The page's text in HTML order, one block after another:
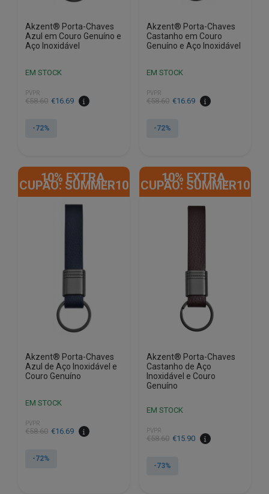
Akzent® Porta-Chaves
Azul em Couro Genuíno e
Aço Inoxidável
EM STOCK
PVPR
€58.60
O
original
€16.69
O
atual
-72%
Akzent® Porta-Chaves
Castanho em Couro
Genuíno e Aço Inoxidável
EM STOCK
PVPR
€58.60
O
original
€16.69
O
atual
-72%
10% EXTRA,
CUPÃO: SUMMER10
Akzent® Porta-Chaves
Azul de Aço Inoxidável e
Couro Genuíno
EM STOCK
PVPR
€58.60
O
original
€16.69
O
atual
-72%
10% EXTRA,
CUPÃO: SUMMER10
Akzent® Porta-Chaves
Castanho de Aço
Inoxidável e Couro
Genuíno
EM STOCK
PVPR
€58.60
O
original
€15.90
O
atual
-73%